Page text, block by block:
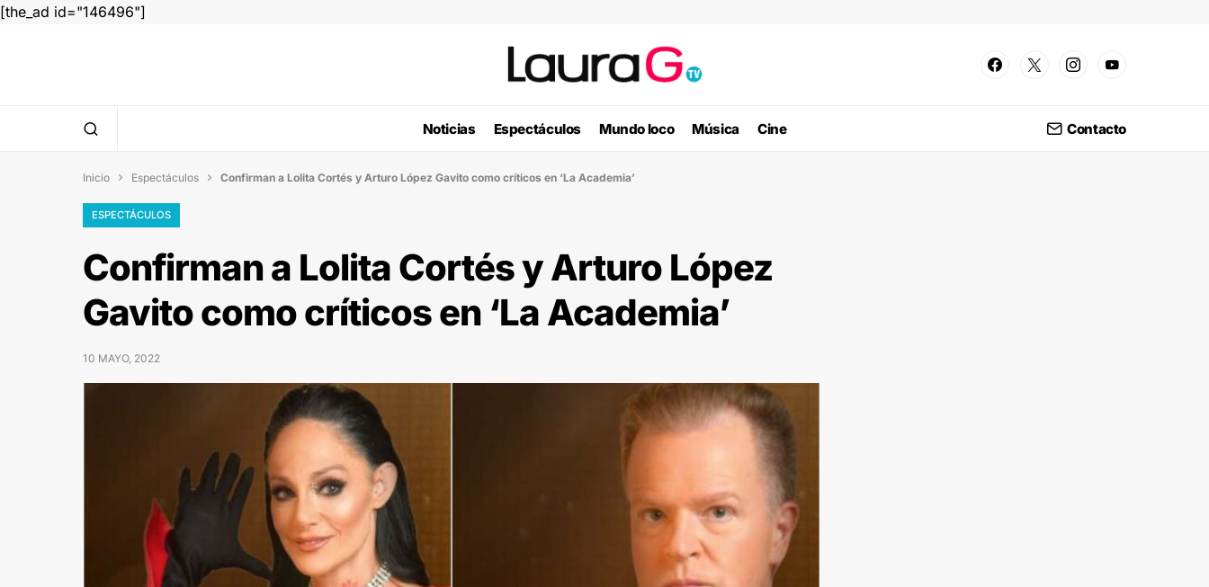
[the_ad id="146496"]
Noticias Espectáculos Mundo loco Música Cine Contacto
Inicio  Espectáculos  Confirman a Lolita Cortés y Arturo López Gavito como críticos en ‘La Academia’
ESPECTÁCULOS
Confirman a Lolita Cortés y Arturo López
Gavito como críticos en ‘La Academia’
10 MAYO, 2022